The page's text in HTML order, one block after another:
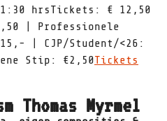
hrsTickets: € 12,50
| Professionele
| CJP/Student/<26:
Stip: €2,50Tickets
Thomas Myrmel